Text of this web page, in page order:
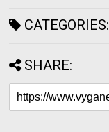
CATEGORIES:
SHARE: